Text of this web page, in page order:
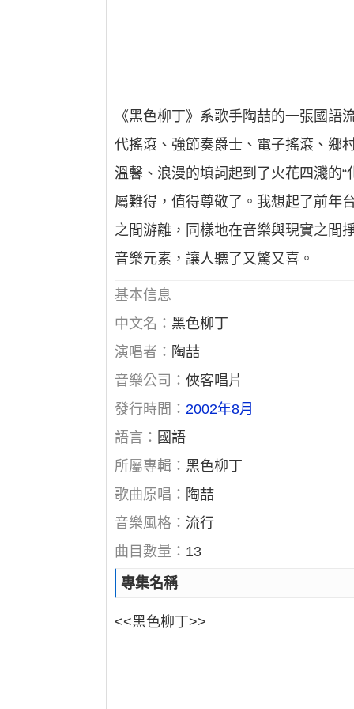
《黑色柳丁》系歌手陶喆的一張國
代搖滾、強節奏爵士、電子搖滾、鄉
溫馨、浪漫的填詞起到了火花四濺的
屬難得，值得尊敬了。我想起了前年
之間游離，同樣地在音樂與現實之間
音樂元素，讓人聽了又驚又喜。
基本信息
中文名： 黑色柳丁
演唱者： 陶喆
音樂公司：俠客唱片
發行時間：2002年8月
語言： 國語
所屬專輯： 黑色柳丁
歌曲原唱： 陶喆
音樂風格： 流行
曲目數量： 13
專集名稱
<<黑色柳丁>>